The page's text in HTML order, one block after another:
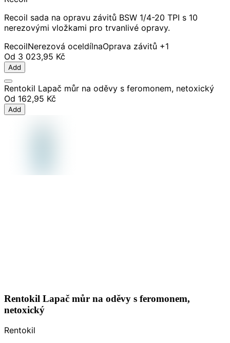
Recoil sada na opravu závitů BSW 1/4-20 TPI s 10
nerezovými vložkami pro trvanlivé opravy.
RecoilNerezová oceldílnaOprava závitů +1
Od 3 023,95 Kč
Add
Rentokil Lapač můr na oděvy s feromonem, netoxický
Od 162,95 Kč
Add
Rentokil Lapač můr na oděvy s feromonem,
netoxický
Rentokil